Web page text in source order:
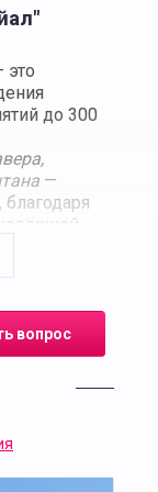
это
до 300
—
вопрос